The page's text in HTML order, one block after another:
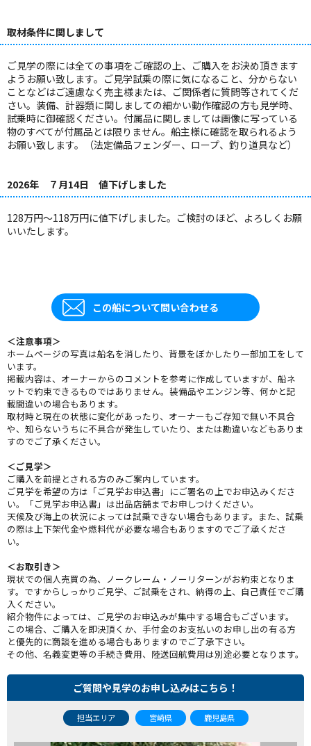
取材条件に関しまして
ご見学の際には全ての事項をご確認の上、ご購入をお決め頂きます
ようお願い致します。ご見学試乗の際に気になること、分からない
ことなどはご遠慮なく売主様または、ご関係者に質問等されてくだ
さい。装備、計器類に関しましての細かい動作確認の方も見学時、
試乗時に御確認ください。付属品に関しましては画像に写っている
物のすべてが付属品とは限りません。船主様に確認を取られるよう
お願い致します。（法定備品フェンダー、ロープ、釣り道具など）
2026年 ７月14日 値下げしました
128万円～118万円に値下げしました。ご検討のほど、よろしくお願
いいたします。
この船について問い合わせる
＜注意事項＞
ホームページの写真は船名を消したり、背景をぼかしたり一部加工をして
います。
掲載内容は、オーナーからのコメントを参考に作成していますが、船ネ
ットで約束できるものではありません。装備品やエンジン等、何かと記
載間違いの場合もあります。
取材時と現在の状態に変化があったり、オーナーもご存知で無い不具合
や、知らないうちに不具合が発生していたり、または勘違いなどもありま
すのでご了承ください。
＜ご見学＞
ご購入を前提とされる方のみご案内しています。
ご見学を希望の方は「ご見学お申込書」にご署名の上でお申込みくださ
い。「ご見学お申込書」は出品店舗までお申しつけください。
天候及び海上の状況によっては試乗できない場合もあります。また、試乗
の際は上下架代金や燃料代が必要な場合もありますのでご了承くださ
い。
＜お取引き＞
現状での個人売買の為、ノークレーム・ノーリターンがお約束となりま
す。ですからしっかりご見学、ご試乗をされ、納得の上、自己責任でご購
入ください。
紹介物件によっては、ご見学のお申込みが集中する場合もございます。
この場合、ご購入を即決頂くか、手付金のお支払いのお申し出の有る方
と優先的に商談を進める場合もありますのでご了承下さい。
その他、名義変更等の手続き費用、陸送回航費用は別途必要となります。
ご質問や見学のお申し込みはこちら！
担当エリア 宮崎県 鹿児島県